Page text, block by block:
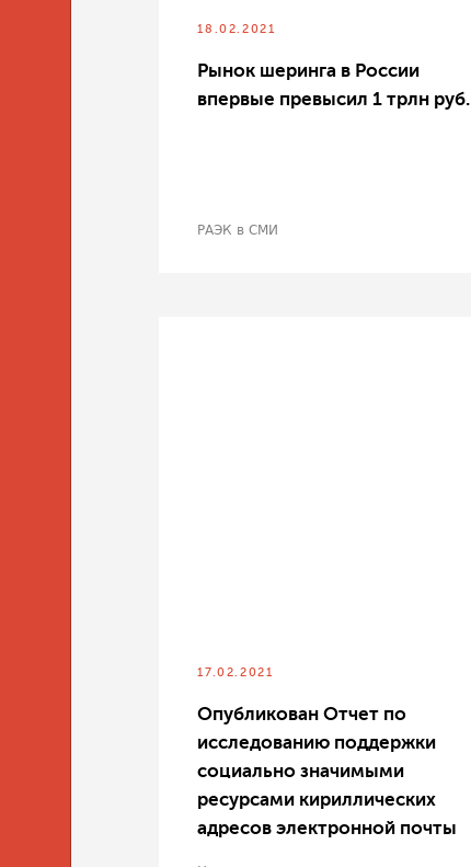
18.02.2021
Рынок шеринга в России
впервые превысил 1 трлн руб.
РАЭК в СМИ
17.02.2021
Опубликован Отчет по
исследованию поддержки
социально значимыми
ресурсами кириллических
адресов электронной почты